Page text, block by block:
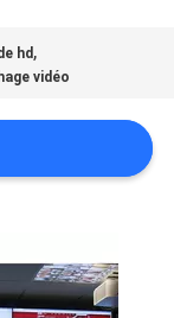
hd ,
vidéo